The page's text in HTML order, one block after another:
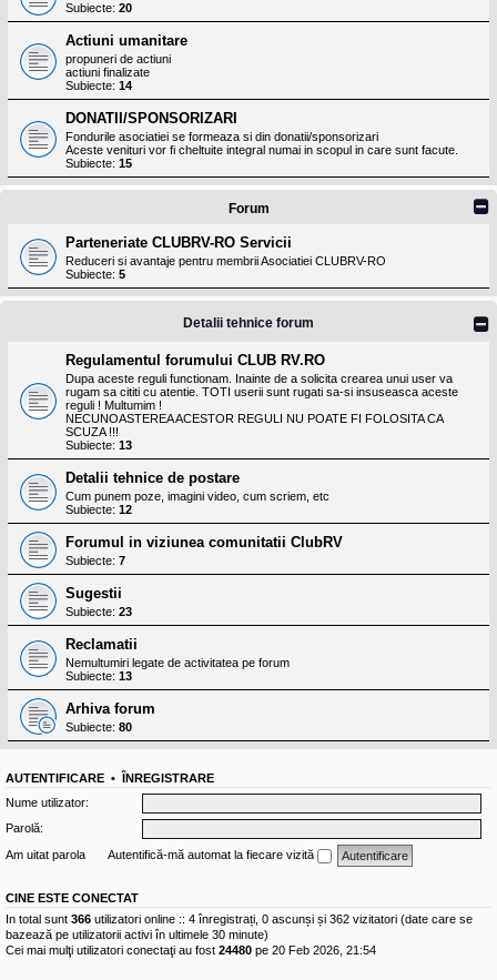
Subiecte: 20
Actiuni umanitare
propuneri de actiuni
actiuni finalizate
Subiecte: 14
DONATII/SPONSORIZARI
Fondurile asociatiei se formeaza si din donatii/sponsorizari
Aceste venituri vor fi cheltuite integral numai in scopul in care sunt facute.
Subiecte: 15
Forum
Parteneriate CLUBRV-RO Servicii
Reduceri si avantaje pentru membrii Asociatiei CLUBRV-RO
Subiecte: 5
Detalii tehnice forum
Regulamentul forumului CLUB RV.RO
Dupa aceste reguli functionam. Inainte de a solicita crearea unui user va
rugam sa cititi cu atentie. TOTI userii sunt rugati sa-si insuseasca aceste
reguli ! Multumim !
NECUNOASTEREA ACESTOR REGULI NU POATE FI FOLOSITA CA
SCUZA !!!
Subiecte: 13
Detalii tehnice de postare
Cum punem poze, imagini video, cum scriem, etc
Subiecte: 12
Forumul in viziunea comunitatii ClubRV
Subiecte: 7
Sugestii
Subiecte: 23
Reclamatii
Nemultumiri legate de activitatea pe forum
Subiecte: 13
Arhiva forum
Subiecte: 80
AUTENTIFICARE •
ÎNREGISTRARE
Nume utilizator:
Parolă:
Am uitat parola
Autentifică-mă automat la fiecare vizită
CINE ESTE CONECTAT
In total sunt 366 utilizatori online :: 4 înregistrați, 0 ascunși și 362 vizitatori (date care se
bazează pe utilizatorii activi în ultimele 30 minute)
Cei mai mulţi utilizatori conectaţi au fost 24480 pe 20 Feb 2026, 21:54